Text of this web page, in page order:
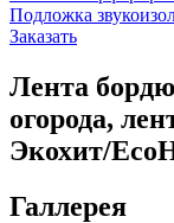
Подложка
Заказать
Лента
огорода,
Экохит/
Галлерея